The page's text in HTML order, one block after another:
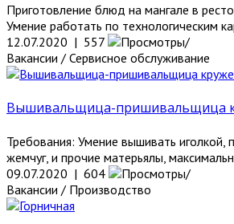
Приготовление блюд на мангале в
Умение работать по технологическим
12.07.2020 | 557
Вакансии / Сервисное обслуживание
Вышивальщица-пришивальщица
Требования: Умение вышивать иголкой,
жемчуг, и прочие матерьялы,
09.07.2020 | 604
Вакансии / Производство